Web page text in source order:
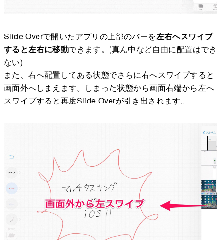
Slide Overで開いたアプリの上部のバーを左右へスワイプ
すると左右に移動できます。(真ん中など自由に配置はでき
ない)
また、右へ配置してある状態でさらに右へスワイプすると
画面外へしまえます。しまった状態から画面右端から左へ
スワイプすると再度Slide Overが引き出されます。